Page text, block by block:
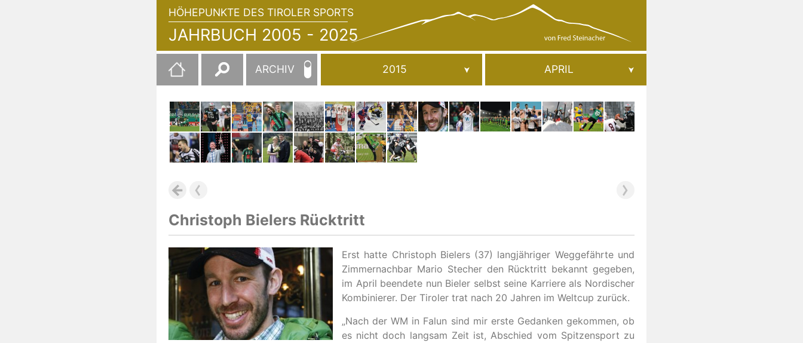
HÖHEPUNKTE DES TIROLER SPORTS
JAHRBUCH 2005 - 2025
JAHRBUCH
2005
2025
Suchen
nach:
ARCHIV 2015 APRIL
Christoph Bielers Rücktritt
Erst hatte Christoph Bielers (37) langjähriger Weggefährte und
Zimmernachbar Mario Stecher den Rücktritt bekannt gegeben,
im April beendete nun Bieler selbst seine Karriere als Nordischer
Kombinierer. Der Tiroler trat nach 20 Jahren im Weltcup zurück.
„Nach der WM in Falun sind mir erste Gedanken gekommen, ob
es nicht doch langsam Zeit ist, Abschied vom Spitzensport zu